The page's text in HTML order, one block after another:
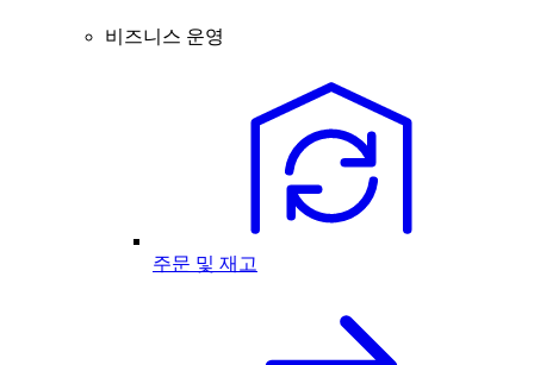
비즈니스 운영
주문 및 재고